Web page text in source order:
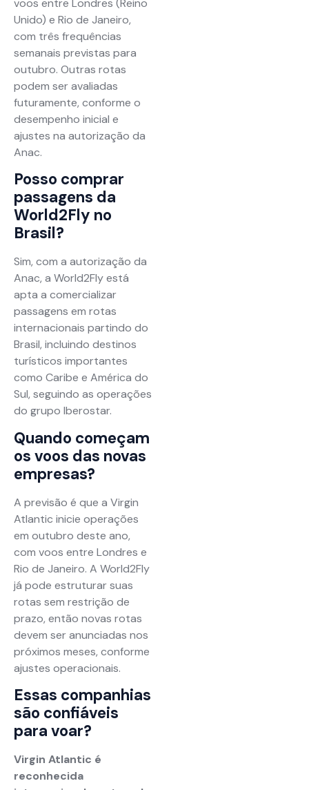
voos entre Londres (Reino
Unido) e Rio de Janeiro,
com três frequências
semanais previstas para
outubro. Outras rotas
podem ser avaliadas
futuramente, conforme o
desempenho inicial e
ajustes na autorização da
Anac.
Posso comprar
passagens da
World2Fly no
Brasil?
Sim, com a autorização da
Anac, a World2Fly está
apta a comercializar
passagens em rotas
internacionais partindo do
Brasil, incluindo destinos
turísticos importantes
como Caribe e América do
Sul, seguindo as operações
do grupo Iberostar.
Quando começam
os voos das novas
empresas?
A previsão é que a Virgin
Atlantic inicie operações
em outubro deste ano,
com voos entre Londres e
Rio de Janeiro. A World2Fly
já pode estruturar suas
rotas sem restrição de
prazo, então novas rotas
devem ser anunciadas nos
próximos meses, conforme
ajustes operacionais.
Essas companhias
são confiáveis
para voar?
Virgin Atlantic é
reconhecida